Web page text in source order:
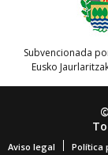
Subvencionada
Eusko
Aviso legal Política